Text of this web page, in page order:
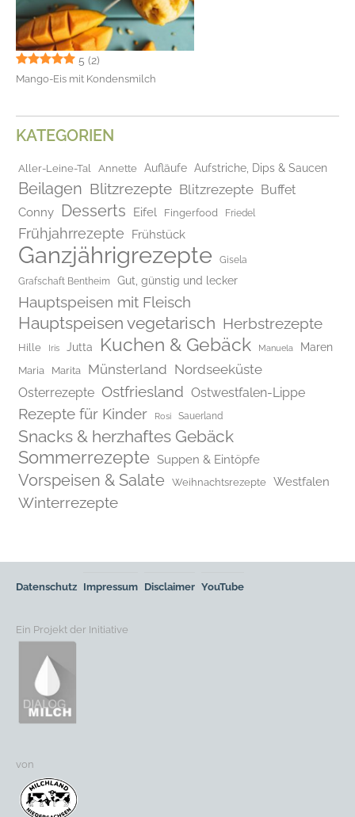
5 (2)
Mango-Eis mit Kondensmilch
KATEGORIEN
Aller-Leine-Tal Annette Aufläufe Aufstriche, Dips & Saucen
Beilagen Blitzrezepte Blitzrezepte Buffet
Conny Desserts Eifel Fingerfood Friedel
Frühjahrrezepte Frühstück
Ganzjährigrezepte
Gisela
Grafschaft Bentheim
Gut, günstig und lecker
Hauptspeisen mit Fleisch
Hauptspeisen vegetarisch Herbstrezepte
Hille Iris Jutta Kuchen & Gebäck Manuela Maren
Maria Marita Münsterland Nordseeküste
Osterrezepte Ostfriesland Ostwestfalen-Lippe
Rezepte für Kinder Rosi Sauerland
Snacks & herzhaftes Gebäck
Sommerrezepte Suppen & Eintöpfe
Vorspeisen & Salate Weihnachtsrezepte Westfalen
Winterrezepte
Datenschutz Impressum Disclaimer YouTube
Ein Projekt der Initiative
von